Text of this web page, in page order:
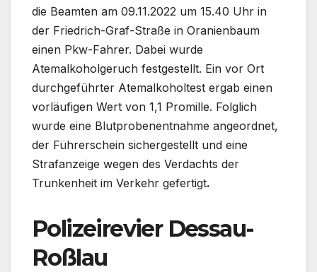
die Beamten am 09.11.2022 um 15.40 Uhr in
der Friedrich-Graf-Straße in Oranienbaum
einen Pkw-Fahrer. Dabei wurde
Atemalkoholgeruch festgestellt. Ein vor Ort
durchgeführter Atemalkoholtest ergab einen
vorläufigen Wert von 1,1 Promille. Folglich
wurde eine Blutprobenentnahme angeordnet,
der Führerschein sichergestellt und eine
Strafanzeige wegen des Verdachts der
Trunkenheit im Verkehr gefertigt.
Polizeirevier Dessau-
Roßlau